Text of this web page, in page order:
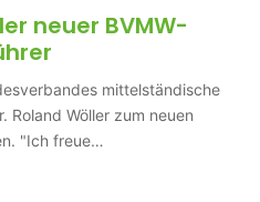
neuer BVMW-
mittelständische
Roland Wöller zum neuen
"Ich freue…